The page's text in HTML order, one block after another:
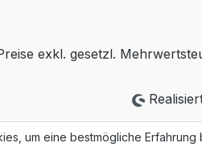
exkl. gesetzl.
um eine bestmögliche Erfahrung